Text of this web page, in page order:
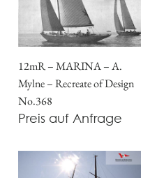
12mR – MARINA – A.
Mylne – Recreate of Design
No.368
Preis auf Anfrage